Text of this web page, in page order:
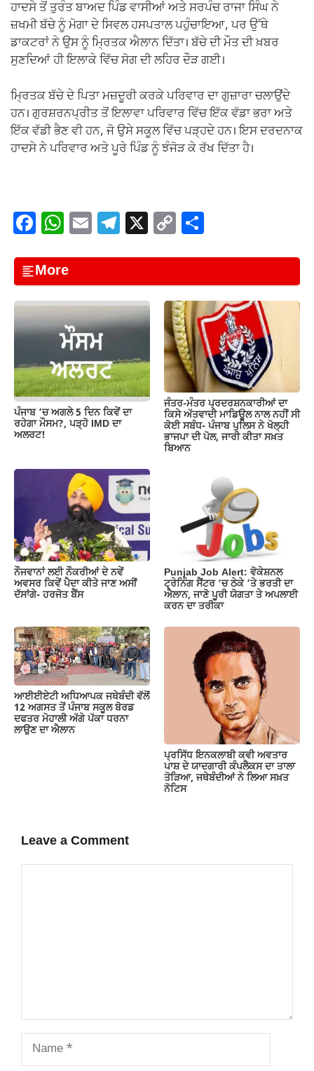
ਹਾਦਸੇ ਤੋਂ ਤੁਰੰਤ ਬਾਅਦ ਪਿੰਡ ਵਾਸੀਆਂ ਅਤੇ ਸਰਪੰਚ ਰਾਜਾ ਸਿੰਘ ਨੇ
ਜ਼ਖਮੀ ਬੱਚੇ ਨੂੰ ਮੋਗਾ ਦੇ ਸਿਵਲ ਹਸਪਤਾਲ ਪਹੁੰਚਾਇਆ, ਪਰ ਉੱਥੇ
ਡਾਕਟਰਾਂ ਨੇ ਉਸ ਨੂੰ ਮ੍ਰਿਤਕ ਐਲਾਨ ਦਿੱਤਾ। ਬੱਚੇ ਦੀ ਮੌਤ ਦੀ ਖ਼ਬਰ
ਸੁਣਦਿਆਂ ਹੀ ਇਲਾਕੇ ਵਿੱਚ ਸੋਗ ਦੀ ਲਹਿਰ ਦੌੜ ਗਈ।
ਮ੍ਰਿਤਕ ਬੱਚੇ ਦੇ ਪਿਤਾ ਮਜ਼ਦੂਰੀ ਕਰਕੇ ਪਰਿਵਾਰ ਦਾ ਗੁਜ਼ਾਰਾ ਚਲਾਉਂਦੇ
ਹਨ। ਗੁਰਸ਼ਰਨਪ੍ਰੀਤ ਤੋਂ ਇਲਾਵਾ ਪਰਿਵਾਰ ਵਿੱਚ ਇੱਕ ਵੱਡਾ ਭਰਾ ਅਤੇ
ਇੱਕ ਵੱਡੀ ਭੈਣ ਵੀ ਹਨ, ਜੋ ਉਸੇ ਸਕੂਲ ਵਿੱਚ ਪੜ੍ਹਦੇ ਹਨ। ਇਸ ਦਰਦਨਾਕ
ਹਾਦਸੇ ਨੇ ਪਰਿਵਾਰ ਅਤੇ ਪੂਰੇ ਪਿੰਡ ਨੂੰ ਝੰਜੋੜ ਕੇ ਰੱਖ ਦਿੱਤਾ ਹੈ।
F
c
e
b
o
o
k
W
at
s
A
p
p
E T
gr
a
m
X C
y
Li
n
k
e
More
ਪੰਜਾਬ ‘ਚ ਅਗਲੇ 5 ਦਿਨ ਕਿਵੇਂ ਦਾ
ਰਹੇਗਾ ਮੌਸਮ?, ਪੜ੍ਹੋ IMD ਦਾ
ਅਲਰਟ!
ਜੰਤਰ-ਮੰਤਰ ਪ੍ਰਦਰਸ਼ਨਕਾਰੀਆਂ ਦਾ
ਕਿਸੇ ਅੱਤਵਾਦੀ ਮਾਡਿਊਲ ਨਾਲ ਨਹੀਂ ਸੀ
ਕੋਈ ਸਬੰਧ- ਪੰਜਾਬ ਪੁਲਿਸ ਨੇ ਖੋਲ੍ਹੀ
ਭਾਜਪਾ ਦੀ ਪੋਲ, ਜਾਰੀ ਕੀਤਾ ਸਖ਼ਤ
ਬਿਆਨ
ਨੌਜਵਾਨਾਂ ਲਈ ਨੌਕਰੀਆਂ ਦੇ ਨਵੇਂ
ਅਵਸਰ ਕਿਵੇਂ ਪੈਦਾ ਕੀਤੇ ਜਾਣ ਅਸੀਂ
ਦੱਸਾਂਗੇ- ਹਰਜੋਤ ਬੈਂਸ
Punjab Job Alert: ਵੋਕੇਸ਼ਨਲ
ਟ੍ਰੇਨਿੰਗ ਸੈਂਟਰ ‘ਚ ਠੇਕੇ ‘ਤੇ ਭਰਤੀ ਦਾ
ਐਲਾਨ, ਜਾਣੋ ਪੂਰੀ ਯੋਗਤਾ ਤੇ ਅਪਲਾਈ
ਕਰਨ ਦਾ ਤਰੀਕਾ
ਆਈਈਏਟੀ ਅਧਿਆਪਕ ਜਥੇਬੰਦੀ ਵੱਲੋਂ
12 ਅਗਸਤ ਤੋਂ ਪੰਜਾਬ ਸਕੂਲ ਬੋਰਡ
ਦਫਤਰ ਮੋਹਾਲੀ ਅੱਗੇ ਪੱਕਾ ਧਰਨਾ
ਲਾਉਣ ਦਾ ਐਲਾਨ
ਪ੍ਰਸਿੱਧ ਇਨਕਲਾਬੀ ਕਵੀ ਅਵਤਾਰ
ਪਾਸ਼ ਦੇ ਯਾਦਗਾਰੀ ਕੰਪਲੈਕਸ ਦਾ ਤਾਲਾ
ਤੋੜਿਆ, ਜਥੇਬੰਦੀਆਂ ਨੇ ਲਿਆ ਸਖ਼ਤ
ਨੋਟਿਸ
Leave a Comment
Name